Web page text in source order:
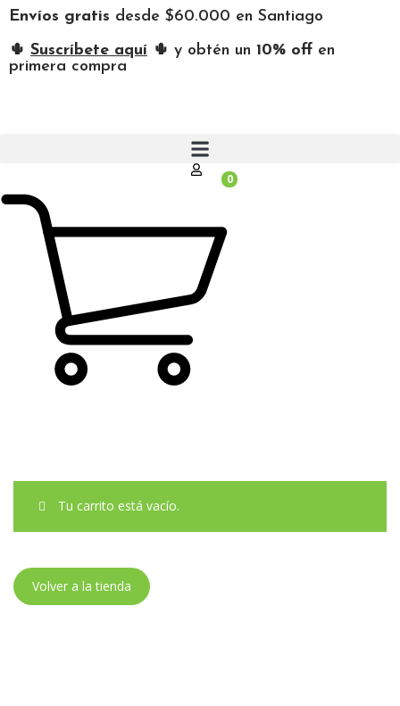
Envíos gratis desde $60.000 en Santiago
🌵 Suscríbete aquí 🌵 y obtén un 10% off en
primera compra
0
Tu carrito está vacío.
Volver a la tienda